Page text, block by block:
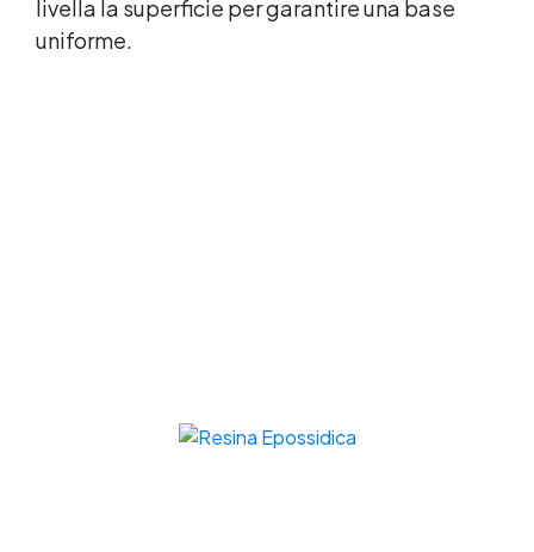
livella la superficie per garantire una base
uniforme.